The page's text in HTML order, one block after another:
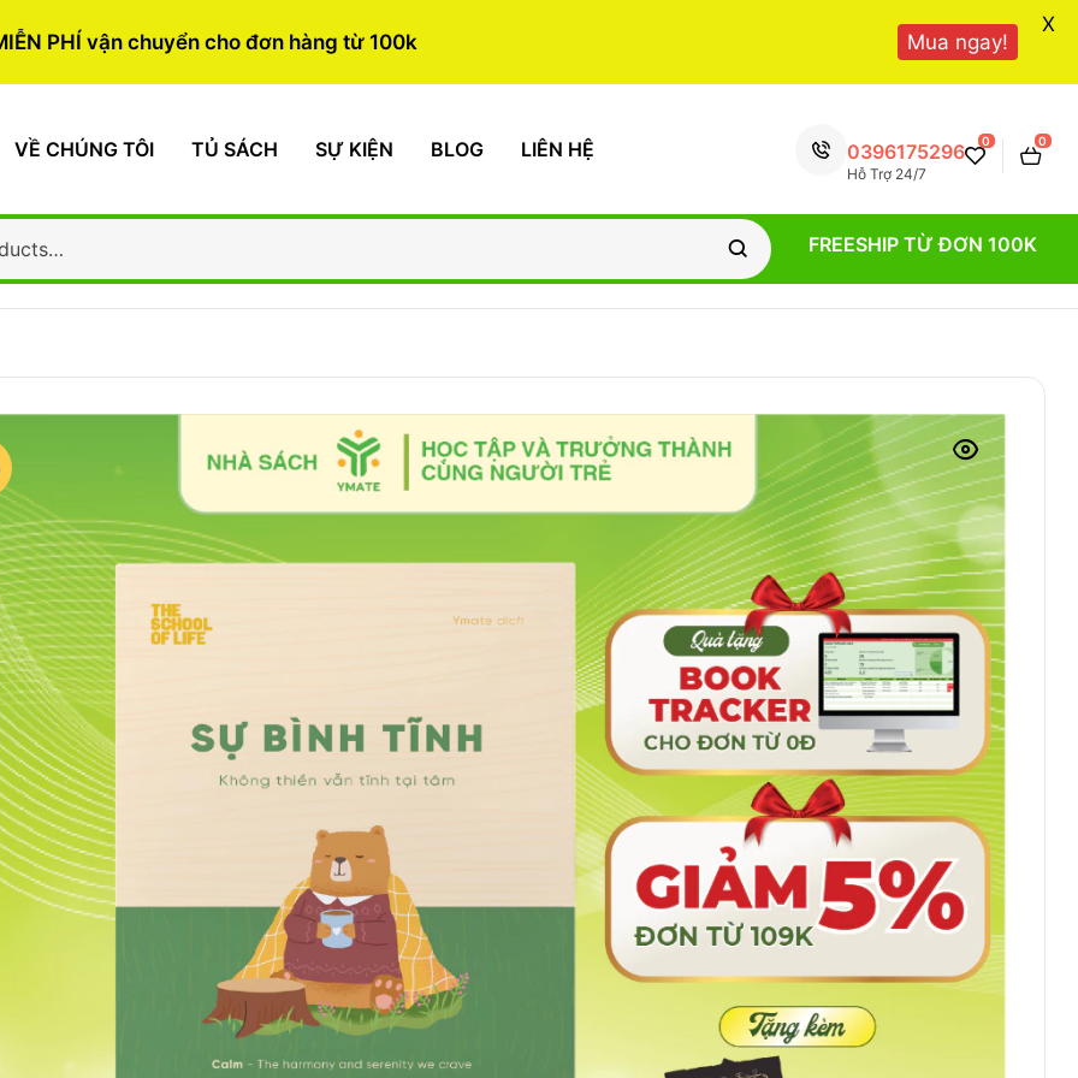
VỀ CHÚNG TÔI TỦ SÁCH SỰ KIỆN BLOG LIÊN HỆ 0396175296
Hỗ Trợ 24/7
0 0
FREESHIP TỪ ĐƠN 100K
PHÍ vận chuyển cho đơn hàng từ 100k Mua ngay!
X